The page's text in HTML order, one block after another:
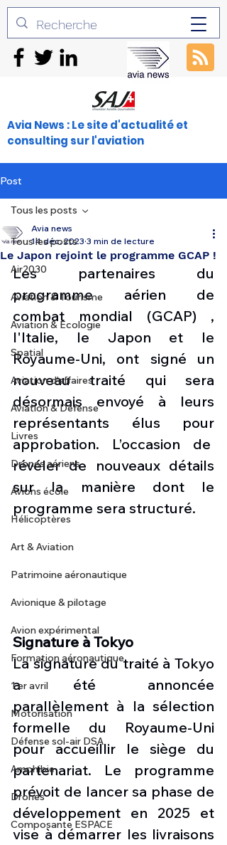
Avia News : Le site d'actualité et
consulting sur l'aviation
Post
Tous les posts
Air2030
Aviation & Tourisme
Aviation & Ecologie
Spatial
Aviation d'affaires
Aviation & Défense
Livres
Drones aériens
Avions école
Hélicoptères
Art & Aviation
Patrimoine aéronautique
Avionique & pilotage
Avion expérimental
Formation aéronautique
1 er avril
Motorisation
Défense sol-air DSA
Amphibie
Drones
Composante ESPACE
Tous les posts
Le Japon rejoint le programme GCAP !
Avia news
14 déc. 2023 3 min de lecture
Les partenaires du
programme aérien de
combat mondial (GCAP) ,
l'Italie, le Japon et le
Royaume-Uni, ont signé un
nouveau traité qui sera
désormais envoyé à leurs
représentants élus pour
approbation. L’occasion de
révéler de nouveaux détails
sur la manière dont le
programme sera structuré.
Signature à Tokyo
La signature du traité à Tokyo
a été annoncée
parallèlement à la sélection
formelle du Royaume-Uni
pour accueillir le siège du
partenariat. Le programme
prévoit de lancer sa phase de
développement en 2025 et
vise à démarrer les livraisons